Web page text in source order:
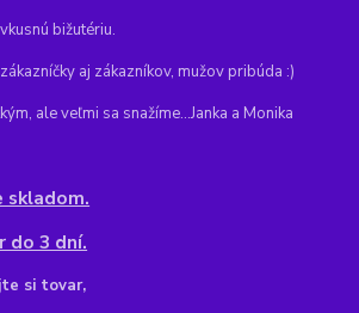
bižutériu.
aj zákazníkov, mužov pribúda :)
ale veľmi sa snažíme...Janka a Monika
skladom.
do 3 dní.
si tovar,